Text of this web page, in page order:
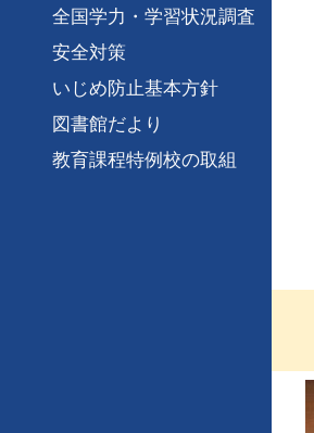
全国学力・学習状況調査
安全対策
いじめ防止基本方針
図書館だより
教育課程特例校の取組